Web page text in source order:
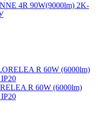
4R 90W(9000lm) 2K-
R 60W (6000lm)